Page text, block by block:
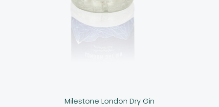
Milestone London Dry Gin